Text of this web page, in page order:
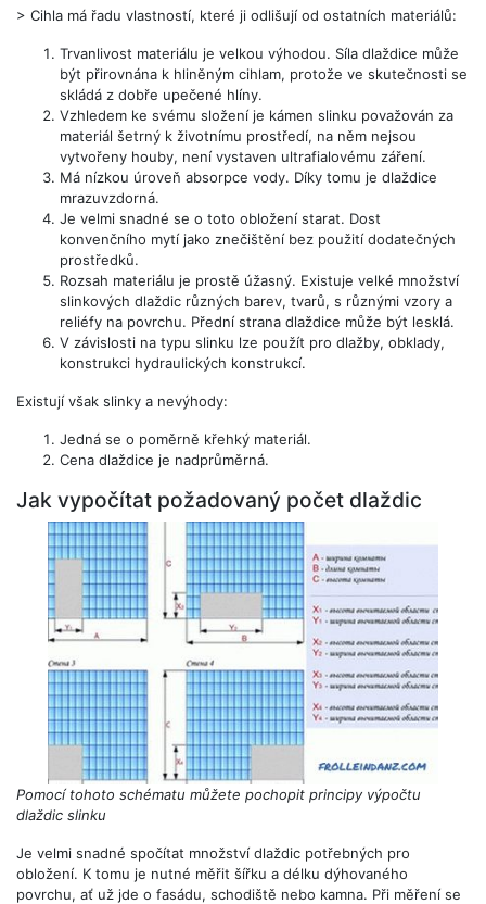
> Cihla má řadu vlastností, které ji odlišují od ostatních materiálů:
Trvanlivost materiálu je velkou výhodou. Síla dlaždice může
být přirovnána k hliněným cihlam, protože ve skutečnosti se
skládá z dobře upečené hlíny.
Vzhledem ke svému složení je kámen slinku považován za
materiál šetrný k životnímu prostředí, na něm nejsou
vytvořeny houby, není vystaven ultrafialovému záření.
Má nízkou úroveň absorpce vody. Díky tomu je dlaždice
mrazuvzdorná.
Je velmi snadné se o toto obložení starat. Dost
konvenčního mytí jako znečištění bez použití dodatečných
prostředků.
Rozsah materiálu je prostě úžasný. Existuje velké množství
slinkových dlaždic různých barev, tvarů, s různými vzory a
reliéfy na povrchu. Přední strana dlaždice může být lesklá.
V závislosti na typu slinku lze použít pro dlažby, obklady,
konstrukci hydraulických konstrukcí.
Existují však slinky a nevýhody:
Jedná se o poměrně křehký materiál.
Cena dlaždice je nadprůměrná.
Jak vypočítat požadovaný počet dlaždic
Pomocí tohoto schématu můžete pochopit principy výpočtu
dlaždic slinku
Je velmi snadné spočítat množství dlaždic potřebných pro
obložení. K tomu je nutné měřit šířku a délku dýhovaného
povrchu, ať už jde o fasádu, schodiště nebo kamna. Při měření se